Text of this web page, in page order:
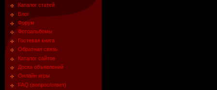
Каталог статей
Блог
Форум
Фотоальбомы
Гостевая книга
Обратная связь
Каталог сайтов
Доска объявлений
Онлайн игры
FAQ (вопрос/ответ)